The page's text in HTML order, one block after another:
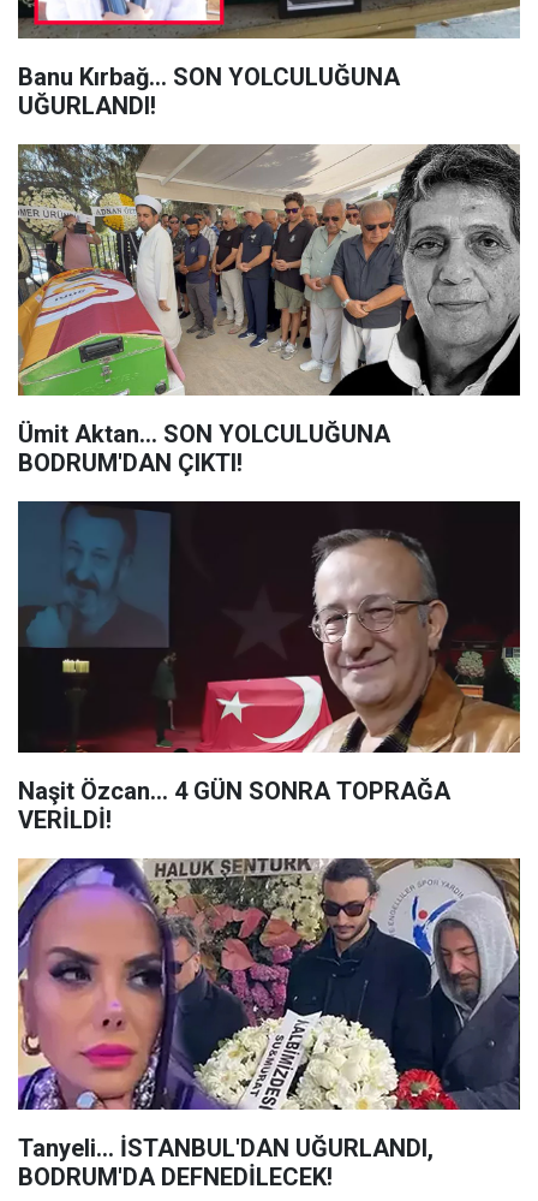
Banu Kırbağ... SON YOLCULUĞUNA
UĞURLANDI!
Ümit Aktan... SON YOLCULUĞUNA
BODRUM'DAN ÇIKTI!
Naşit Özcan... 4 GÜN SONRA TOPRAĞA
VERİLDİ!
Tanyeli... İSTANBUL'DAN UĞURLANDI,
BODRUM'DA DEFNEDİLECEK!